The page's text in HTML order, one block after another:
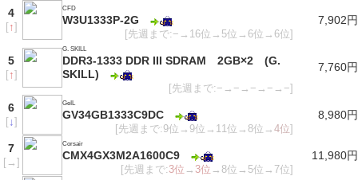
4
[↑]
CFD
W3U1333P-2G
[先週まで:−→16位→5位→6位→6位]
7,902円
5
[↑]
G. SKILL
DDR3-1333 DDR III SDRAM 2GB×2 (G.
SKILL)
[先週まで:−→−→−→−→−]
7,760円
6
[↓]
GeIL
GV34GB1333C9DC
[先週まで:9位→9位→11位→8位→4位]
8,980円
7
[→ ]
Corsair
CMX4GX3M2A1600C9
[先週まで:3位 → 3位 →8位→5位→7位]
11,980円